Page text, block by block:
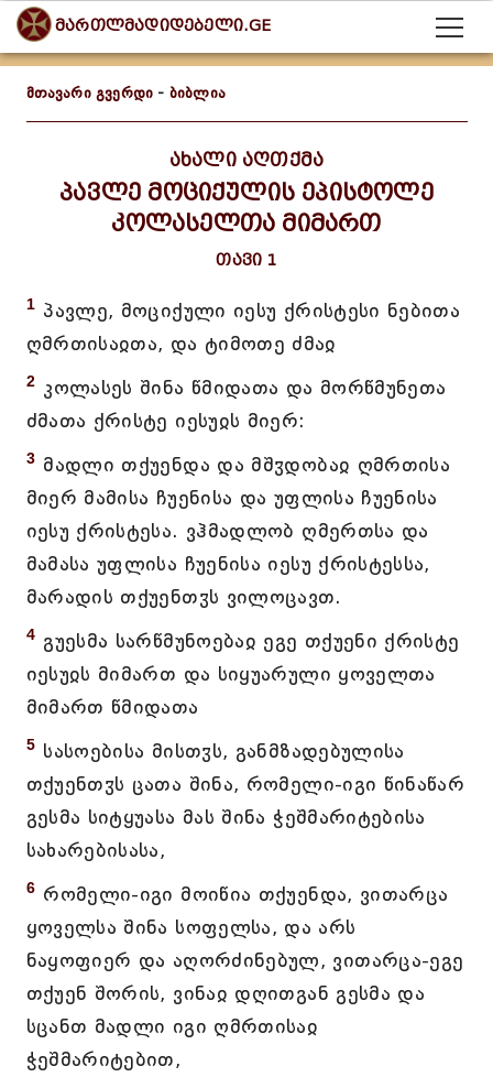
მართლმადიდებელი.GE
მთავარი გვერდი - ბიბლია
ახალი აღთქმა
პავლე მოციქულის ეპისტოლე
კოლასელთა მიმართ
თავი 1
1 პავლე, მოციქული იესუ ქრისტესი ნებითა
ღმრთისაჲთა, და ტიმოთე ძმაჲ
2 კოლასეს შინა წმიდათა და მორწმუნეთა
ძმათა ქრისტე იესუჲს მიერ:
3 მადლი თქუენდა და მშჳდობაჲ ღმრთისა
მიერ მამისა ჩუენისა და უფლისა ჩუენისა
იესუ ქრისტესა. ვჰმადლობ ღმერთსა და
მამასა უფლისა ჩუენისა იესუ ქრისტესსა,
მარადის თქუენთჳს ვილოცავთ.
4 გუესმა სარწმუნოებაჲ ეგე თქუენი ქრისტე
იესუჲს მიმართ და სიყუარული ყოველთა
მიმართ წმიდათა
5 სასოებისა მისთჳს, განმზადებულისა
თქუენთჳს ცათა შინა, რომელი-იგი წინაწარ
გესმა სიტყუასა მას შინა ჭეშმარიტებისა
სახარებისასა,
6 რომელი-იგი მოიწია თქუენდა, ვითარცა
ყოველსა შინა სოფელსა, და არს
ნაყოფიერ და აღორძინებულ, ვითარცა-ეგე
თქუენ შორის, ვინაჲ დღითგან გესმა და
სცანთ მადლი იგი ღმრთისაჲ
ჭეშმარიტებით,